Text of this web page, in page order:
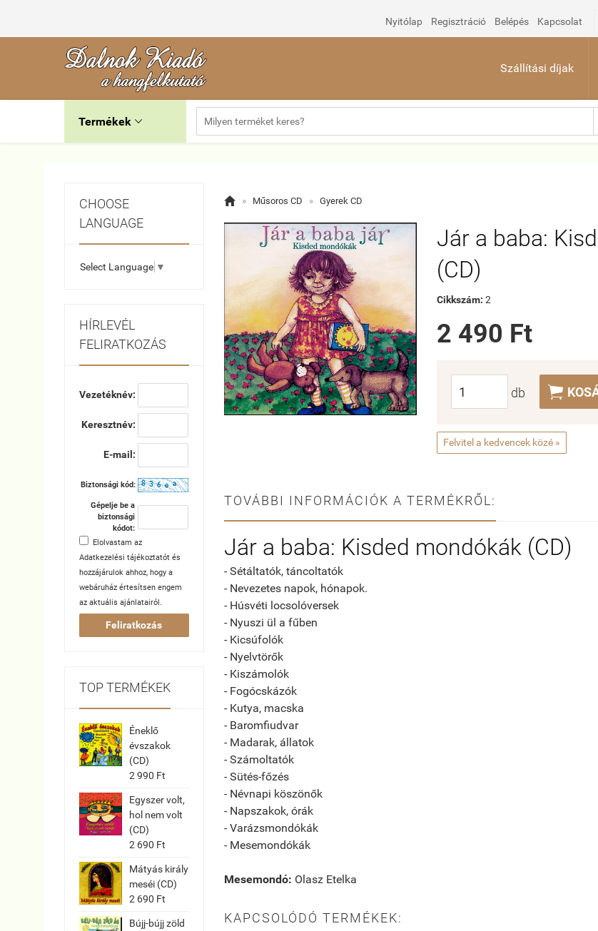
Nyitólap Regisztráció Belépés Kapcsolat
Szállítási díjak
Termékek 
CHOOSE
LANGUAGE
Select Language ▼
HÍRLEVÉL
FELIRATKOZÁS
Vezetéknév:
Keresztnév:
E-mail:
Biztonsági kód:
Gépelje be a
biztonsági
kódot:
Elolvastam az
Adatkezelési tájékoztatót és
hozzájárulok ahhoz, hogy a
webáruház értesítsen engem
az aktuális ajánlatairól.
Feliratkozás
TOP TERMÉKEK
Éneklő
évszakok
(CD)
2 990 Ft
Egyszer volt,
hol nem volt
(CD)
2 690 Ft
Mátyás király
meséi (CD)
2 690 Ft
Bújj-bújj zöld
 » Műsoros CD » Gyerek CD
Jár a baba:
(CD)
Cikkszám: 2
2 490 Ft
db 
Felvitel a kedvencek közé »
TOVÁBBI INFORMÁCIÓK A TERMÉKRŐL:
Jár a baba: Kisded mondókák (CD)
- Sétáltatók, táncoltatók
- Nevezetes napok, hónapok.
- Húsvéti locsolóversek
- Nyuszi ül a fűben
- Kicsúfolók
- Nyelvtörők
- Kiszámolók
- Fogócskázók
- Kutya, macska
- Baromfiudvar
- Madarak, állatok
- Számoltatók
- Sütés-főzés
- Névnapi köszönők
- Napszakok, órák
- Varázsmondókák
- Mesemondókák
Mesemondó: Olasz Etelka
KAPCSOLÓDÓ TERMÉKEK: